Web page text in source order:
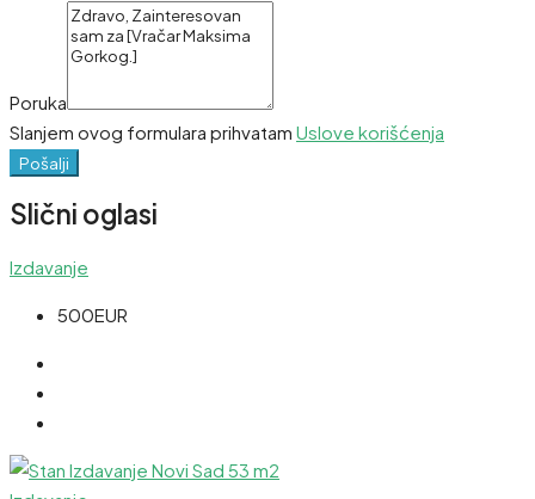
Poruka
Slanjem ovog formulara prihvatam Uslove korišćenja
Pošalji
Slični oglasi
Izdavanje
500EUR